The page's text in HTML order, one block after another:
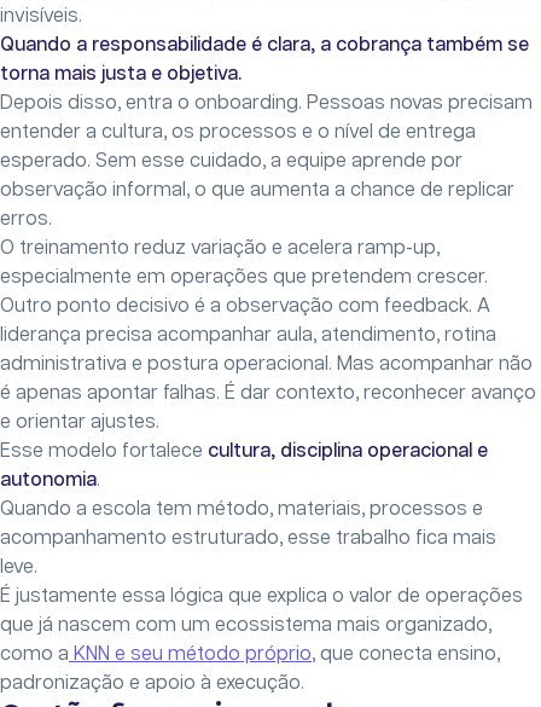
invisíveis.
Quando a responsabilidade é clara, a cobrança também se
torna mais justa e objetiva.
Depois disso, entra o onboarding. Pessoas novas precisam
entender a cultura, os processos e o nível de entrega
esperado. Sem esse cuidado, a equipe aprende por
observação informal, o que aumenta a chance de replicar
erros.
O treinamento reduz variação e acelera ramp-up,
especialmente em operações que pretendem crescer.
Outro ponto decisivo é a observação com feedback. A
liderança precisa acompanhar aula, atendimento, rotina
administrativa e postura operacional. Mas acompanhar não
é apenas apontar falhas. É dar contexto, reconhecer avanço
e orientar ajustes.
Esse modelo fortalece cultura, disciplina operacional e
autonomia.
Quando a escola tem método, materiais, processos e
acompanhamento estruturado, esse trabalho fica mais
leve.
É justamente essa lógica que explica o valor de operações
que já nascem com um ecossistema mais organizado,
como a KNN e seu método próprio, que conecta ensino,
padronização e apoio à execução.